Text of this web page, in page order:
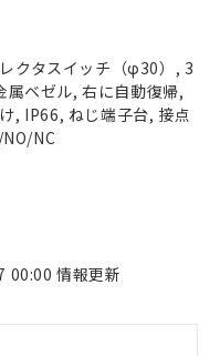
クタスイッチ（φ30）, 3
属ベゼル, 右に自動復帰,
, IP66, ねじ端子台, 接点
NC
00:00 情報更新